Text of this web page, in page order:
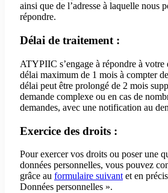
ainsi que de l’adresse à laquelle nous
répondre.
Délai de traitement :
ATYPIIC s’engage à répondre à votre
délai maximum de 1 mois à compter
délai peut être prolongé de 2 mois
demande complexe ou en cas de
demandes, avec une notification au
Exercice des droits :
Pour exercer vos droits ou poser une
données personnelles, vous pouvez
grâce au formulaire suivant et en
Données personnelles ».